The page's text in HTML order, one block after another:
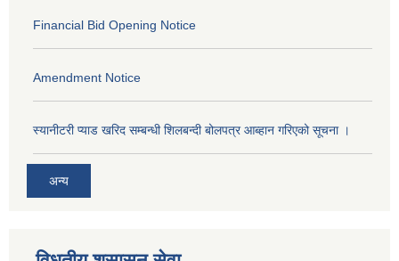
Financial Bid Opening Notice
Amendment Notice
स्यानीटरी प्याड खरिद सम्बन्धी शिलबन्दी बोलपत्र आब्हान गरिएको सूचना ।
अन्य